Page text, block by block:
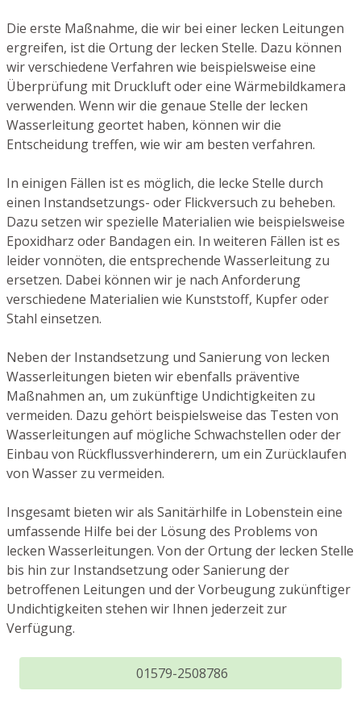
Die erste Maßnahme, die wir bei einer lecken Leitungen
ergreifen, ist die Ortung der lecken Stelle. Dazu können
wir verschiedene Verfahren wie beispielsweise eine
Überprüfung mit Druckluft oder eine Wärmebildkamera
verwenden. Wenn wir die genaue Stelle der lecken
Wasserleitung geortet haben, können wir die
Entscheidung treffen, wie wir am besten verfahren.
In einigen Fällen ist es möglich, die lecke Stelle durch
einen Instandsetzungs- oder Flickversuch zu beheben.
Dazu setzen wir spezielle Materialien wie beispielsweise
Epoxidharz oder Bandagen ein. In weiteren Fällen ist es
leider vonnöten, die entsprechende Wasserleitung zu
ersetzen. Dabei können wir je nach Anforderung
verschiedene Materialien wie Kunststoff, Kupfer oder
Stahl einsetzen.
Neben der Instandsetzung und Sanierung von lecken
Wasserleitungen bieten wir ebenfalls präventive
Maßnahmen an, um zukünftige Undichtigkeiten zu
vermeiden. Dazu gehört beispielsweise das Testen von
Wasserleitungen auf mögliche Schwachstellen oder der
Einbau von Rückflussverhinderern, um ein Zurücklaufen
von Wasser zu vermeiden.
Insgesamt bieten wir als Sanitärhilfe in Lobenstein eine
umfassende Hilfe bei der Lösung des Problems von
lecken Wasserleitungen. Von der Ortung der lecken Stelle
bis hin zur Instandsetzung oder Sanierung der
betroffenen Leitungen und der Vorbeugung zukünftiger
Undichtigkeiten stehen wir Ihnen jederzeit zur
Verfügung.
01579-2508786